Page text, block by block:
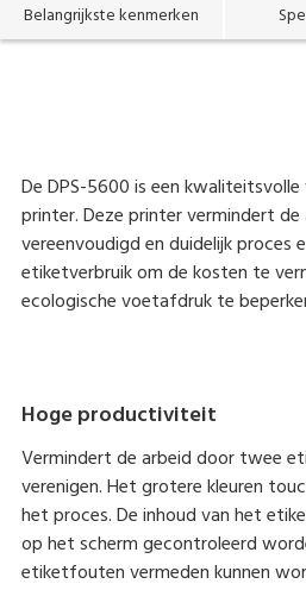
Belangrijkste kenmerken
De DPS-5600 is een
printer. Deze printer vermindert de
vereenvoudigd en duidelijk proces
etiketverbruik om de kosten te
ecologische voetafdruk te
Hoge productiviteit
Vermindert de arbeid door twee
verenigen. Het grotere kleuren
het proces. De inhoud van het
op het scherm gecontroleerd
etiketfouten vermeden kunnen